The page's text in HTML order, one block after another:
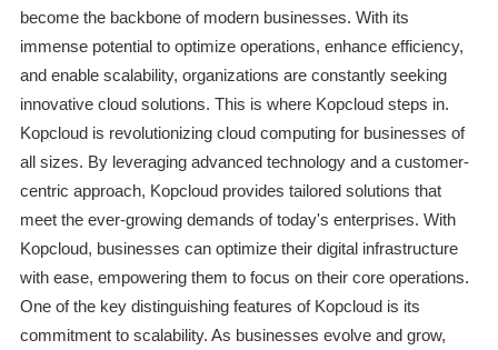
become the backbone of modern businesses. With its
immense potential to optimize operations, enhance efficiency,
and enable scalability, organizations are constantly seeking
innovative cloud solutions. This is where Kopcloud steps in.
Kopcloud is revolutionizing cloud computing for businesses of
all sizes. By leveraging advanced technology and a customer-
centric approach, Kopcloud provides tailored solutions that
meet the ever-growing demands of today's enterprises. With
Kopcloud, businesses can optimize their digital infrastructure
with ease, empowering them to focus on their core operations.
One of the key distinguishing features of Kopcloud is its
commitment to scalability. As businesses evolve and grow,